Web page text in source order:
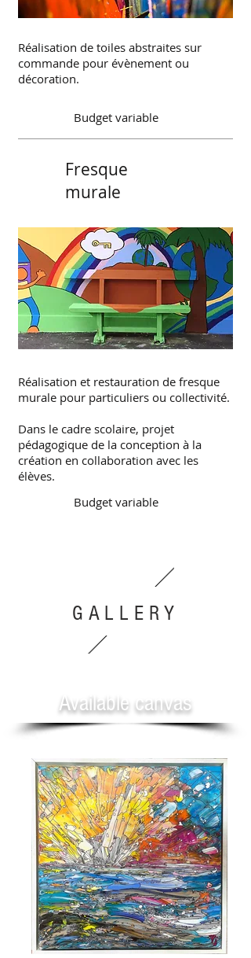
Réalisation de toiles abstraites sur
commande pour évènement ou
décoration.
Budget variable
Fresque
murale
Réalisation et restauration de fresque
murale pour particuliers ou collectivité.
Dans le cadre scolaire, projet
pédagogique de la conception à la
création en collaboration avec les
élèves.
Budget variable
GALLERY
Available canvas